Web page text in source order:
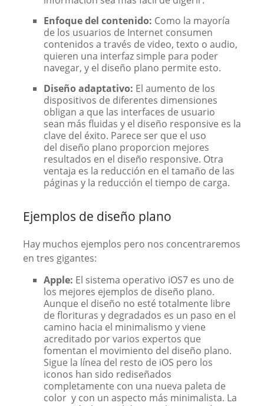
Enfoque del contenido: Como la mayoría
de los usuarios de Internet consumen
contenidos a través de video, texto o audio,
quieren una interfaz simple para poder
navegar, y el diseño plano permite esto.
Diseño adaptativo: El aumento de los
dispositivos de diferentes dimensiones
obligan a que las interfaces de usuario
sean más fluidas y el diseño responsive es la
clave del éxito. Parece ser que el uso
del diseño plano proporcion mejores
resultados en el diseño responsive. Otra
ventaja es la reducción en el tamaño de las
páginas y la reducción el tiempo de carga.
Ejemplos de diseño plano
Hay muchos ejemplos pero nos concentraremos
en tres gigantes:
Apple: El sistema operativo iOS7 es uno de
los mejores ejemplos de diseño plano.
Aunque el diseño no esté totalmente libre
de florituras y degradados es un paso en el
camino hacia el minimalismo y viene
acreditado por varios expertos que
fomentan el movimiento del diseño plano.
Sigue la línea del resto de iOS pero los
iconos han sido rediseñados
completamente con una nueva paleta de
color y con un aspecto más minimalista. La